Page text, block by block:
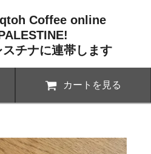
Coffee online
チナに連帯します
カートを見る